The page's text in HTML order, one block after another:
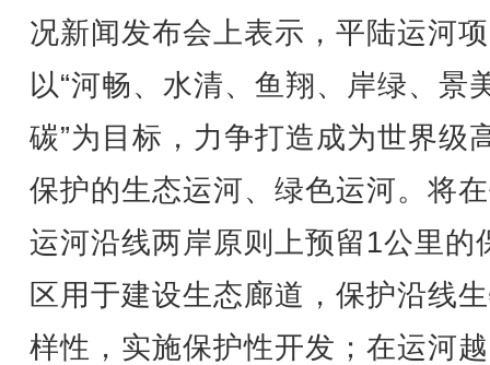
况新闻发布会上表示，平陆运河
以“河畅、水清、鱼翔、岸绿、景
碳”为目标，力争打造成为世界级
保护的生态运河、绿色运河。将
运河沿线两岸原则上预留1公里的
区用于建设生态廊道，保护沿线
样性，实施保护性开发；在运河